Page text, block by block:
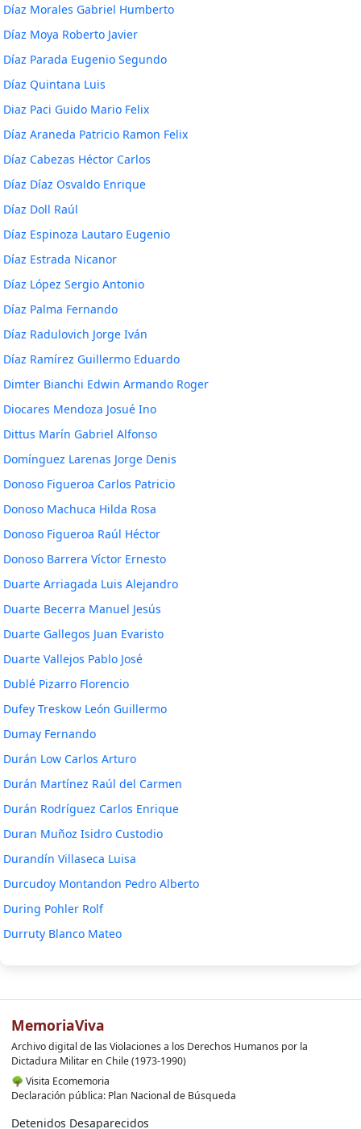
Díaz Morales Gabriel Humberto
Díaz Moya Roberto Javier
Díaz Parada Eugenio Segundo
Díaz Quintana Luis
Diaz Paci Guido Mario Felix
Díaz Araneda Patricio Ramon Felix
Díaz Cabezas Héctor Carlos
Díaz Díaz Osvaldo Enrique
Díaz Doll Raúl
Díaz Espinoza Lautaro Eugenio
Díaz Estrada Nicanor
Díaz López Sergio Antonio
Díaz Palma Fernando
Díaz Radulovich Jorge Iván
Díaz Ramírez Guillermo Eduardo
Dimter Bianchi Edwin Armando Roger
Diocares Mendoza Josué Ino
Dittus Marín Gabriel Alfonso
Domínguez Larenas Jorge Denis
Donoso Figueroa Carlos Patricio
Donoso Machuca Hilda Rosa
Donoso Figueroa Raúl Héctor
Donoso Barrera Víctor Ernesto
Duarte Arriagada Luis Alejandro
Duarte Becerra Manuel Jesús
Duarte Gallegos Juan Evaristo
Duarte Vallejos Pablo José
Dublé Pizarro Florencio
Dufey Treskow León Guillermo
Dumay Fernando
Durán Low Carlos Arturo
Durán Martínez Raúl del Carmen
Durán Rodríguez Carlos Enrique
Duran Muñoz Isidro Custodio
Durandín Villaseca Luisa
Durcudoy Montandon Pedro Alberto
During Pohler Rolf
Durruty Blanco Mateo
MemoriaViva
Archivo digital de las Violaciones a los Derechos Humanos por la
Dictadura Militar en Chile (1973-1990)
🌳 Visita Ecomemoria
Declaración pública: Plan Nacional de Búsqueda
Detenidos Desaparecidos